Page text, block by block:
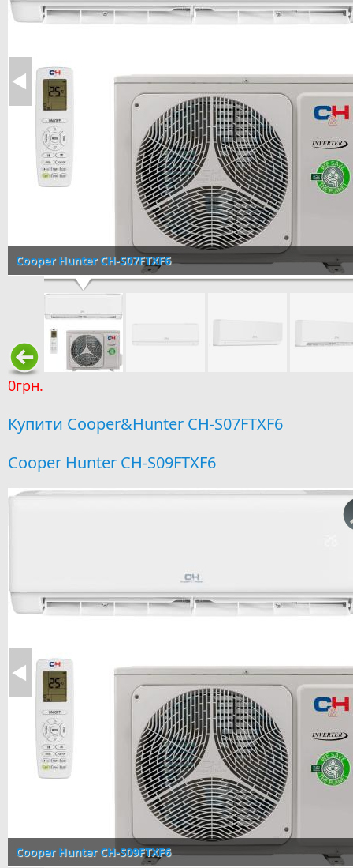
Cooper Hunter CH-S07FTXF6
0грн.
Купити Cooper&Hunter CH-S07FTXF6
Cooper Hunter CH-S09FTXF6
Cooper Hunter CH-S09FTXF6